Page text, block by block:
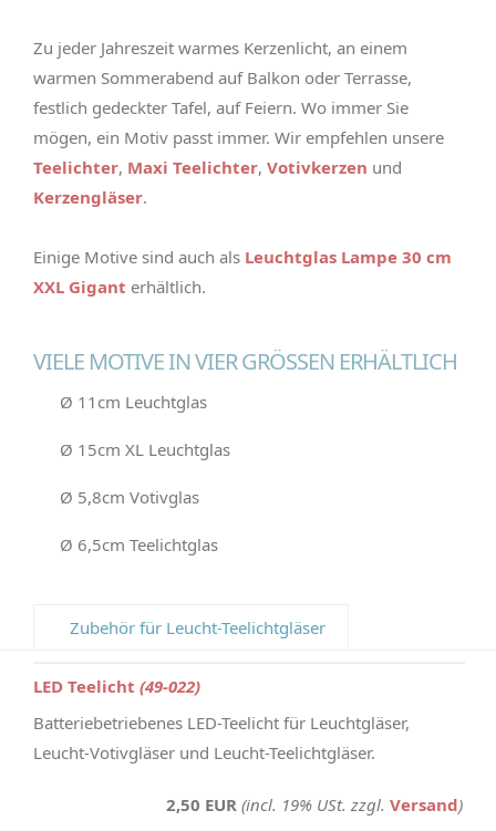
Zu jeder Jahreszeit warmes Kerzenlicht, an einem
warmen Sommerabend auf Balkon oder Terrasse,
festlich gedeckter Tafel, auf Feiern. Wo immer Sie
mögen, ein Motiv passt immer. Wir empfehlen unsere
Teelichter, Maxi Teelichter, Votivkerzen und
Kerzengläser.
Einige Motive sind auch als Leuchtglas Lampe 30 cm
XXL Gigant erhältlich.
VIELE MOTIVE IN VIER GRÖSSEN ERHÄLTLICH
Ø 11cm Leuchtglas
Ø 15cm XL Leuchtglas
Ø 5,8cm Votivglas
Ø 6,5cm Teelichtglas
Zubehör für Leucht-Teelichtgläser
LED Teelicht (49-022)
Batteriebetriebenes LED-Teelicht für Leuchtgläser,
Leucht-Votivgläser und Leucht-Teelichtgläser.
2,50 EUR (incl. 19% USt. zzgl. Versand)